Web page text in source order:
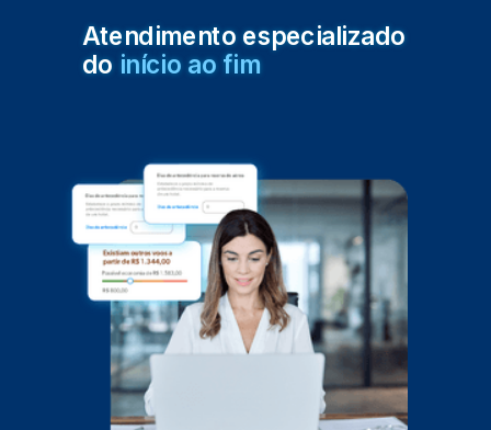
Atendimento especializado
do início ao fim